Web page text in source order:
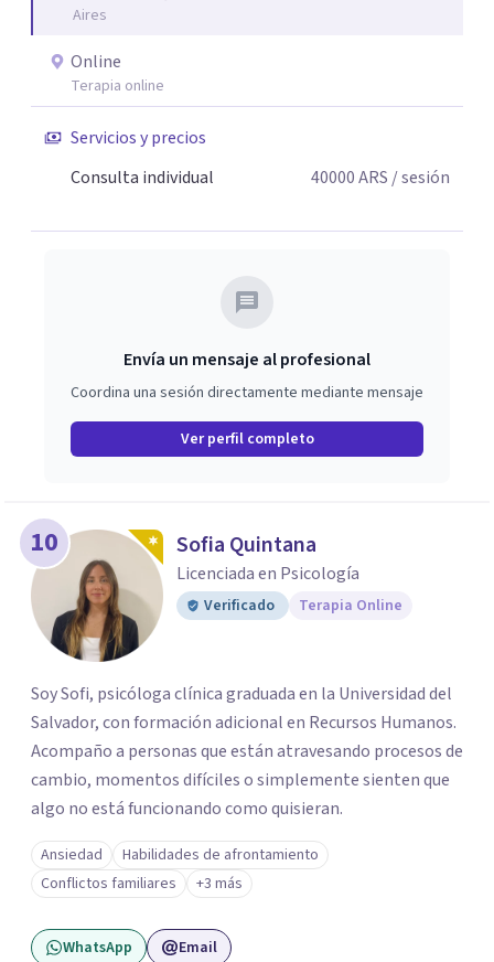
Aires
Online
Terapia online
Servicios y precios
Consulta individual
40000ARS / sesión
Envía un mensaje al profesional
Coordina una sesión directamente mediante mensaje
Ver perfil completo
10 Sofia Quintana
Licenciada en Psicología
Verificado Terapia Online
Soy Sofi, psicóloga clínica graduada en la Universidad del
Salvador, con formación adicional en Recursos Humanos.
Acompaño a personas que están atravesando procesos de
cambio, momentos difíciles o simplemente sienten que
algo no está funcionando como quisieran.
Ansiedad
Habilidades de afrontamiento
Conflictos familiares
+3 más
WhatsApp Email